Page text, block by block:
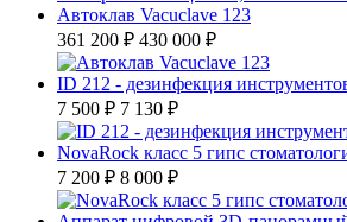
Автоклав Vacuclave 123
361 200 ₽ 430 000 ₽
ID 212 - дезинфекция
7 500 ₽ 7 130 ₽
NovaRock класс 5 гипс
7 200 ₽ 8 000 ₽